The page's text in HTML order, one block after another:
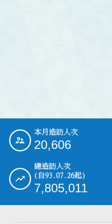
::: 本月造訪人次
20,606
總造訪人次
(自93.07.26起)
7,805,011